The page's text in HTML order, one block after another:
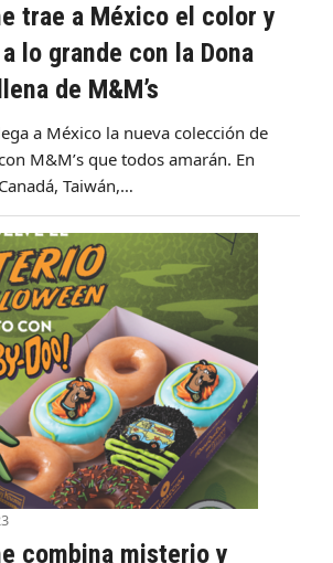
trae a México el color y
lo grande con la Dona
de M&M’s
a México la nueva colección de
M&M’s que todos amarán. En
Taiwán,…
combina misterio y